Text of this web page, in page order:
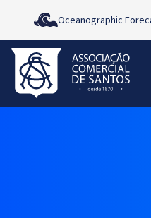
Oceanographic